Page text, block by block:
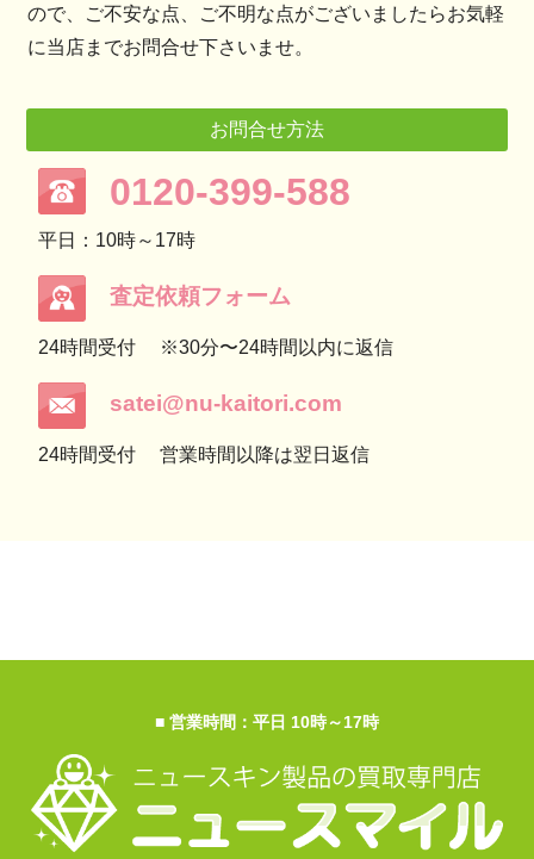
ので、ご不安な点、ご不明な点がございましたらお気軽
に当店までお問合せ下さいませ。
お問合せ方法
0120-399-588
平日：10時～17時
査定依頼フォーム
24時間受付 ※30分〜24時間以内に返信
satei@nu-kaitori.com
24時間受付 営業時間以降は翌日返信
■ 営業時間：平日 10時～17時